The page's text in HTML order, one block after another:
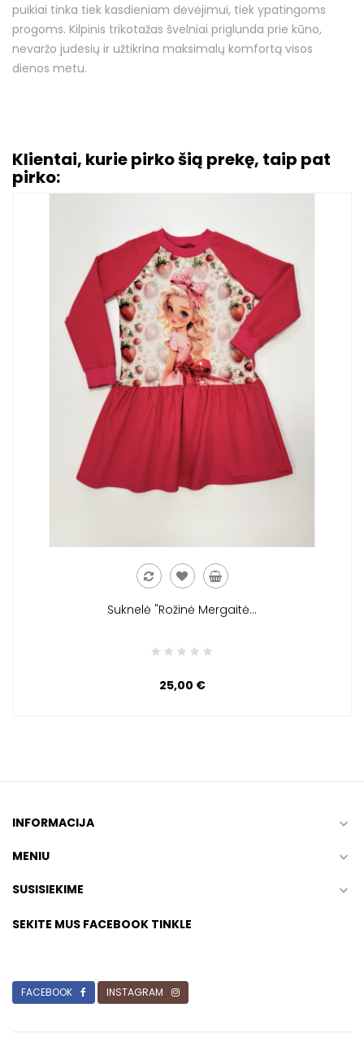
puikiai tinka tiek kasdieniam dėvėjimui, tiek ypatingoms
progoms. Kilpinis trikotažas švelniai priglunda prie kūno,
nevaržo judesių ir užtikrina maksimalų komfortą visos
dienos metu.
Klientai, kurie pirko šią prekę, taip pat
pirko:
Suknelė "Rožinė Mergaitė...
25,00 €
INFORMACIJA

MENIU

SUSISIEKIME

SEKITE MUS FACEBOOK TINKLE
FACEBOOK INSTAGRAM